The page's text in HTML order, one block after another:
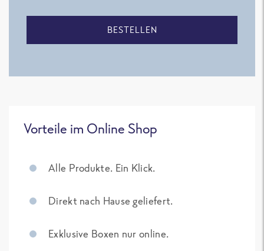
BESTELLEN
Vorteile im Online Shop
Alle Produkte. Ein Klick.
Direkt nach Hause geliefert.
Exklusive Boxen nur online.